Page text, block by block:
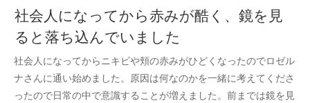
社会人になってから赤みが酷く、鏡を見
ると落ち込んでいました
社会人になってからニキビや頬の赤みがひどくなったのでロゼル
ナさんに通い始めました。原因は何なのかを一緒に考えてくださ
ったので日常の中で意識することが増えました。前までは鏡を見